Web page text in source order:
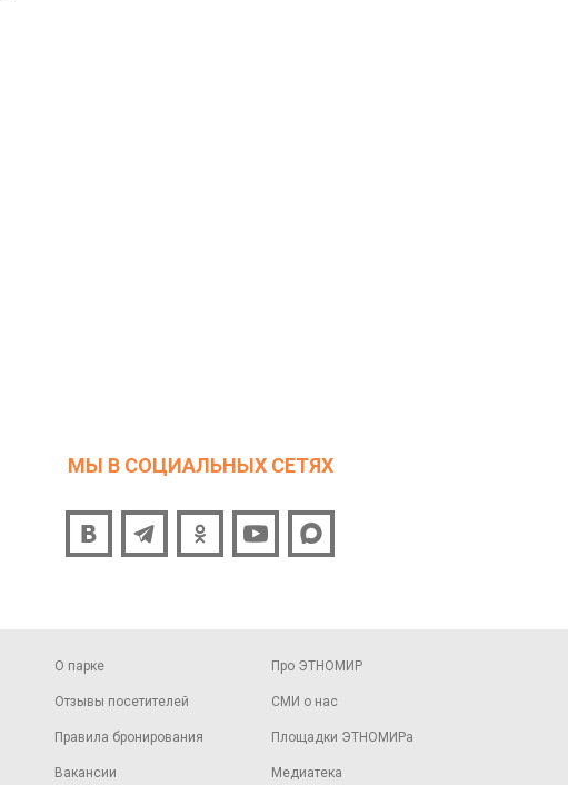
МЫ В СОЦИАЛЬНЫХ СЕТЯХ
О парке
Отзывы посетителей
Правила бронирования
Вакансии
Про ЭТНОМИР
СМИ о нас
Площадки ЭТНОМИРа
Медиатека